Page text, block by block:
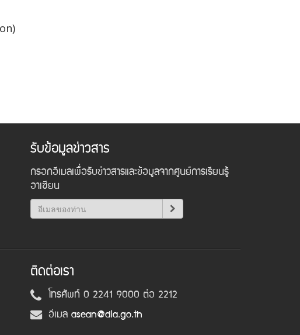
รับข้อมูลข่าวสาร
กรอกอีเมลเพื่อรับข่าวสารและข้อมูลจากศูนย์การเรียนรู้
อาเซียน
ติดต่อเรา
โทรศัพท์ 0 2241 9000 ต่อ 2212
อีเมล asean@dla.go.th